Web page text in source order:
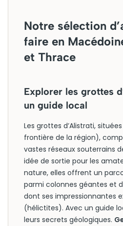
Notre sélection
faire en
et Thrace
Explorer les grottes
un guide local
Les grottes d’Alistrati,
frontière de la région),
vastes réseaux souterrains
idée de sortie pour les
nature, elles offrent un
parmi colonnes géantes et
dont ses impressionnantes
(hélictites). Avec un guide
leurs secrets géologiques.